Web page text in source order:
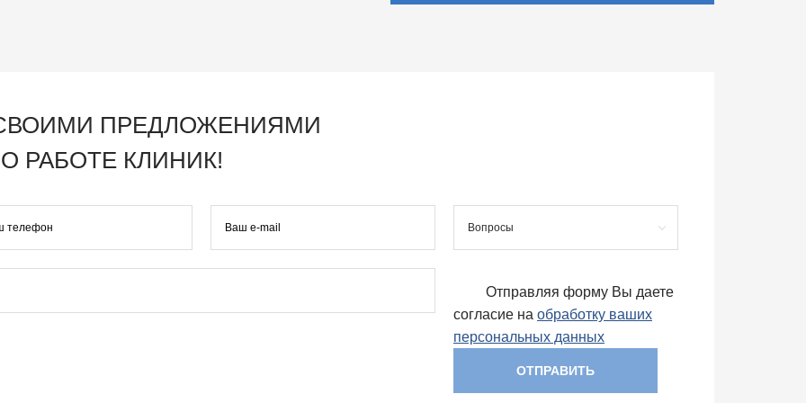
ПРЕДЛОЖЕНИЯМИ
РАБОТЕ КЛИНИК!
Вопросы
Отправляя форму Вы даете
согласие на обработку ваших
персональных данных
ОТПРАВИТЬ